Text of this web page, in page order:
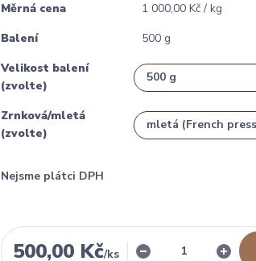
Měrná cena
1 000,00 Kč / kg
Balení
500 g
Velikost balení
(zvolte)
Zrnková/mletá
(zvolte)
Nejsme plátci DPH
500,00 Kč/ks